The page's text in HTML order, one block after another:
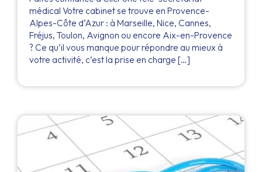
médical Votre cabinet se trouve en Provence-
Alpes-Côte d’Azur : à Marseille, Nice, Cannes,
Fréjus, Toulon, Avignon ou encore Aix-en-Provence
? Ce qu’il vous manque pour répondre au mieux à
votre activité, c’est la prise en charge […]